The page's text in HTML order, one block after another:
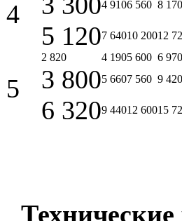
4 4 9106 560 8 170
5 1207 64010 20012
5
2 820 4 1905 600 6 970
3 8005 6607 560 9 420
6 3209 44012 60015